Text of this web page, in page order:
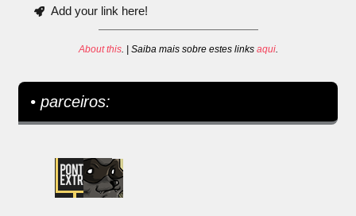
Add your link here!
About this. | Saiba mais sobre estes links aqui.
• parceiros: